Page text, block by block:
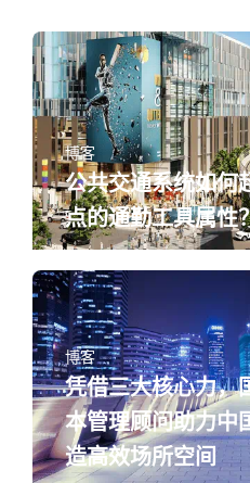
博客
公共交通系统如何
点的通勤工具属性
博客
凭借三大核心力，
本管理顾问助力中
造高效场所空间